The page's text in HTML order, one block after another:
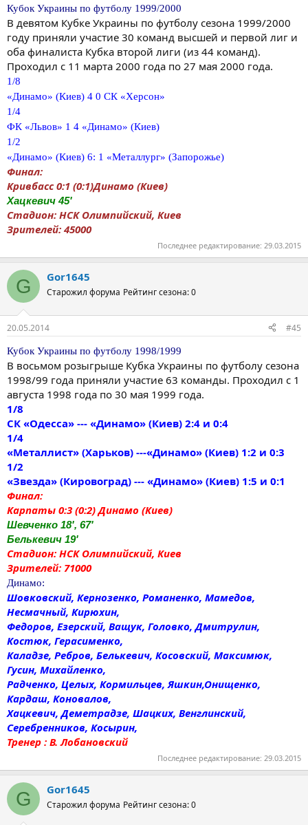
Кубок Украины по футболу 1999/2000
В девятом Кубке Украины по футболу сезона 1999/2000
году приняли участие 30 команд высшей и первой лиг и
оба финалиста Кубка второй лиги (из 44 команд).
Проходил с 11 марта 2000 года по 27 мая 2000 года.
1/8
«Динамо» (Киев) 4 0 СК «Херсон»
1/4
ФК «Львов» 1 4 «Динамо» (Киев)
1/2
«Динамо» (Киев) 6: 1 «Металлург» (Запорожье)
Финал:
Кривбасс 0:1 (0:1)Динамо (Киев)
Хацкевич 45'
Стадион: НСК Олимпийский, Киев
Зрителей: 45000
Последнее редактирование: 29.03.2015
G Gor1645
Старожил форума Рейтинг сезона: 0
20.05.2014 #45
Кубок Украины по футболу 1998/1999
В восьмом розыгрыше Кубка Украины по футболу сезона
1998/99 года приняли участие 63 команды. Проходил с 1
августа 1998 года по 30 мая 1999 года.
1/8
СК «Одесса» --- «Динамо» (Киев) 2:4 и 0:4
1/4
«Металлист» (Харьков) ---«Динамо» (Киев) 1:2 и 0:3
1/2
«Звезда» (Кировоград) --- «Динамо» (Киев) 1:5 и 0:1
Финал:
Карпаты 0:3 (0:2) Динамо (Киев)
Шевченко 18', 67'
Белькевич 19'
Стадион: НСК Олимпийский, Киев
Зрителей: 71000
Динамо:
Шовковский, Кернозенко, Романенко, Мамедов,
Несмачный, Кирюхин,
Федоров, Езерский, Ващук, Головко, Дмитрулин,
Костюк, Герасименко,
Каладзе, Ребров, Белькевич, Косовский, Максимюк,
Гусин, Михайленко,
Радченко, Целых, Кормильцев, Яшкин,Онищенко,
Кардаш, Коновалов,
Хацкевич, Деметрадзе, Шацких, Венглинский,
Серебренников, Косырин,
Тренер : В. Лобановский
Последнее редактирование: 29.03.2015
G Gor1645
Старожил форума Рейтинг сезона: 0